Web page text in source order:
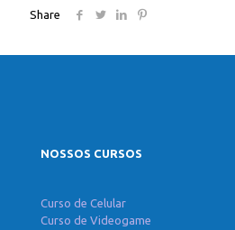
Share
NOSSOS CURSOS
Curso de Celular
Curso de Videogame